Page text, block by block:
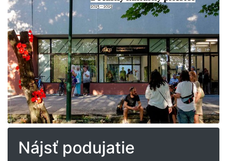
Nájsť podujatie